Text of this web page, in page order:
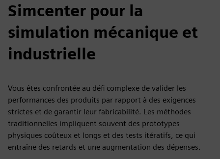
Simcenter pour la
simulation mécanique et
industrielle
Vous êtes confrontée au défi complexe de valider les
performances des produits par rapport à des exigences
strictes et de garantir leur fabricabilité. Les méthodes
traditionnelles impliquent souvent des prototypes
physiques coûteux et longs et des tests itératifs, ce qui
entraîne des retards et une augmentation des dépenses.